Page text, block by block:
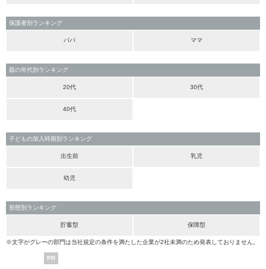
保護者別ランキング
パパ ママ
親の年代別ランキング
20代 30代
40代
子どもの加入時期別ランキング
出生前 乳児
幼児
形態別ランキング
貯蓄型 保障型
※文字がグレーの部門は当社規定の条件を満たした企業が2社未満のため発表しておりません。
PR